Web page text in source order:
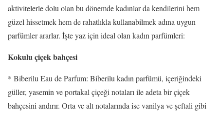
aktivitelerle dolu olan bu dönemde kadınlar da kendilerini hem
güzel hissetmek hem de rahatlıkla kullanabilmek adına uygun
parfümler ararlar. İşte yaz için ideal olan kadın parfümleri:
Kokulu çiçek bahçesi
* Biberilu Eau de Parfum: Biberilu kadın parfümü, içeriğindeki
güller, yasemin ve portakal çiçeği notaları ile adeta bir çiçek
bahçesini andırır. Orta ve alt notalarında ise vanilya ve şeftali gibi